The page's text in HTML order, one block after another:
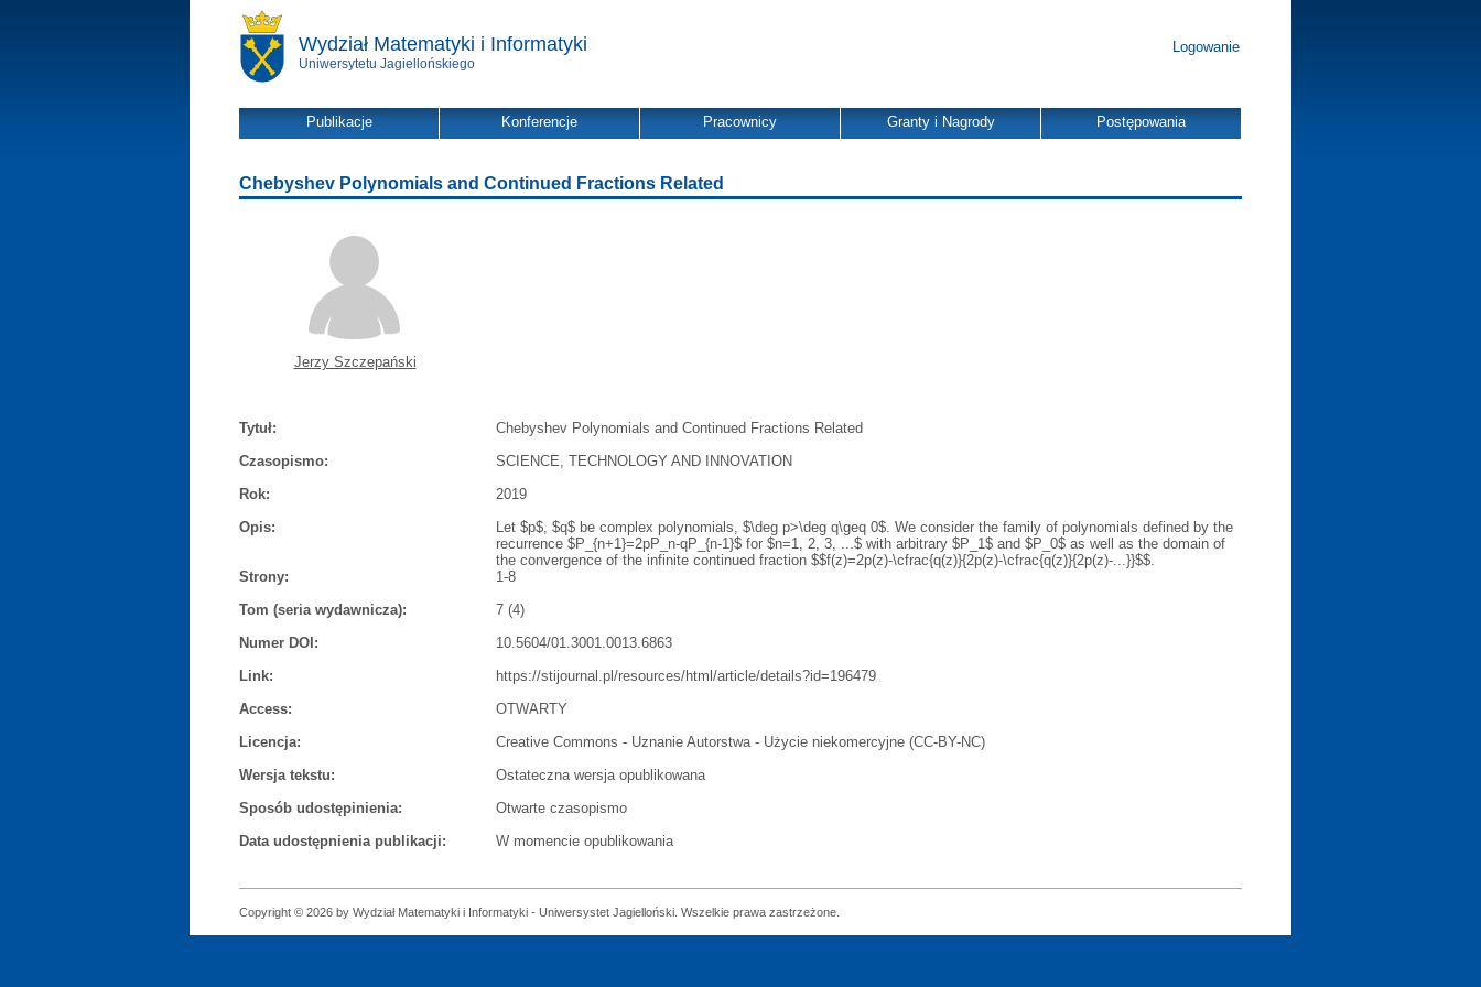
Wydział Matematyki i Informatyki
Uniwersytetu Jagiellońskiego
Logowanie
Publikacje Konferencje Pracownicy Granty i Nagrody Postępowania
Chebyshev Polynomials and Continued Fractions Related
Jerzy Szczepański
Tytuł:
Chebyshev Polynomials and Continued Fractions Related
Czasopismo:
SCIENCE, TECHNOLOGY AND INNOVATION
Rok:
2019
Opis:
Let $p$, $q$ be complex polynomials, $\deg p>\deg q\geq 0$. We consider the family of polynomials defined by the
recurrence $P_{n+1}=2pP_n-qP_{n-1}$ for $n=1, 2, 3, ...$ with arbitrary $P_1$ and $P_0$ as well as the domain of
the convergence of the infinite continued fraction $$f(z)=2p(z)-\cfrac{q(z)}{2p(z)-\cfrac{q(z)}{2p(z)-...}}$$.
Strony:
1-8
Tom (seria wydawnicza):
7 (4)
Numer DOI:
10.5604/01.3001.0013.6863
Link:
https://stijournal.pl/resources/html/article/details?id=196479
Access:
OTWARTY
Licencja:
Creative Commons - Uznanie Autorstwa - Użycie niekomercyjne (CC-BY-NC)
Wersja tekstu:
Ostateczna wersja opublikowana
Sposób udostępinienia:
Otwarte czasopismo
Data udostępnienia publikacji:
W momencie opublikowania
Copyright © 2026 by Wydział Matematyki i Informatyki - Uniwersystet Jagielloński. Wszelkie prawa zastrzeżone.